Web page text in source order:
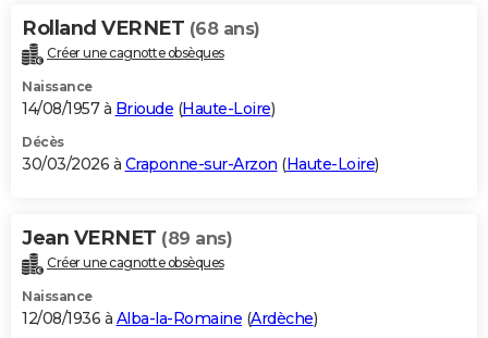
Rolland VERNET (68 ans)
Créer une cagnotte obsèques
Naissance
14/08/1957 à Brioude (Haute-Loire)
Décès
30/03/2026 à Craponne-sur-Arzon (Haute-Loire)
Jean VERNET (89 ans)
Créer une cagnotte obsèques
Naissance
12/08/1936 à Alba-la-Romaine (Ardèche)